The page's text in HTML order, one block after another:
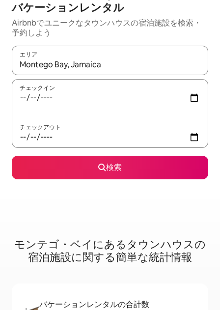
バケーションレンタル
Airbnbでユニークなタウンハウスの宿泊施設を検索・
予約しよう
エリア
検索結果が表示されたら、上下の矢印キーを使って移動するか
チェックイン
チェックアウト
検索
モンテゴ・ベイに⁠あ⁠るタ⁠ウ⁠ン⁠ハ⁠ウ⁠ス⁠の
宿⁠泊⁠施⁠設⁠に関⁠す⁠る簡⁠単⁠な統⁠計⁠情⁠報
バケーションレ⁠ン⁠タ⁠ル⁠の合⁠計⁠数